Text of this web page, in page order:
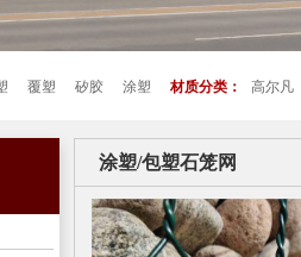
覆塑 矽胶 涂塑 材质分类： 高尔凡
涂塑/包塑石笼网